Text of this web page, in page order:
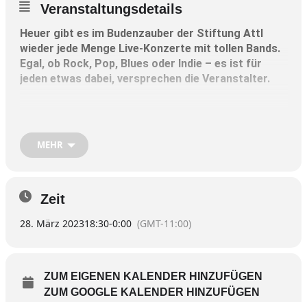
Veranstaltungsdetails
Heuer gibt es im Budenzauber der Stiftung Attl
wieder jede Menge Live-Konzerte mit tollen Bands.
Egal, ob Rock, Pop, Blues oder Indie – es ist für
jeden etwas dabei, versprechen die Veranstalter.
Schnulzen, stattdessen deftiger, bayerischer Rock
„voll auf die Zwölf“.
Die beiden Sänger und Songwriter der Band spielen
unplugged bayerischen Rock und begeistern, wie die
Veranstalter ankündigen, mit ihrer unverwechselbaren,
Beginn ist um 18.30 Uhr – Eintritt: Ein Euro.
MEHR
Zeit
28. März 202318:30-0:00 (GMT-11:00)
ZUM EIGENEN KALENDER HINZUFÜGEN
ZUM GOOGLE KALENDER HINZUFÜGEN